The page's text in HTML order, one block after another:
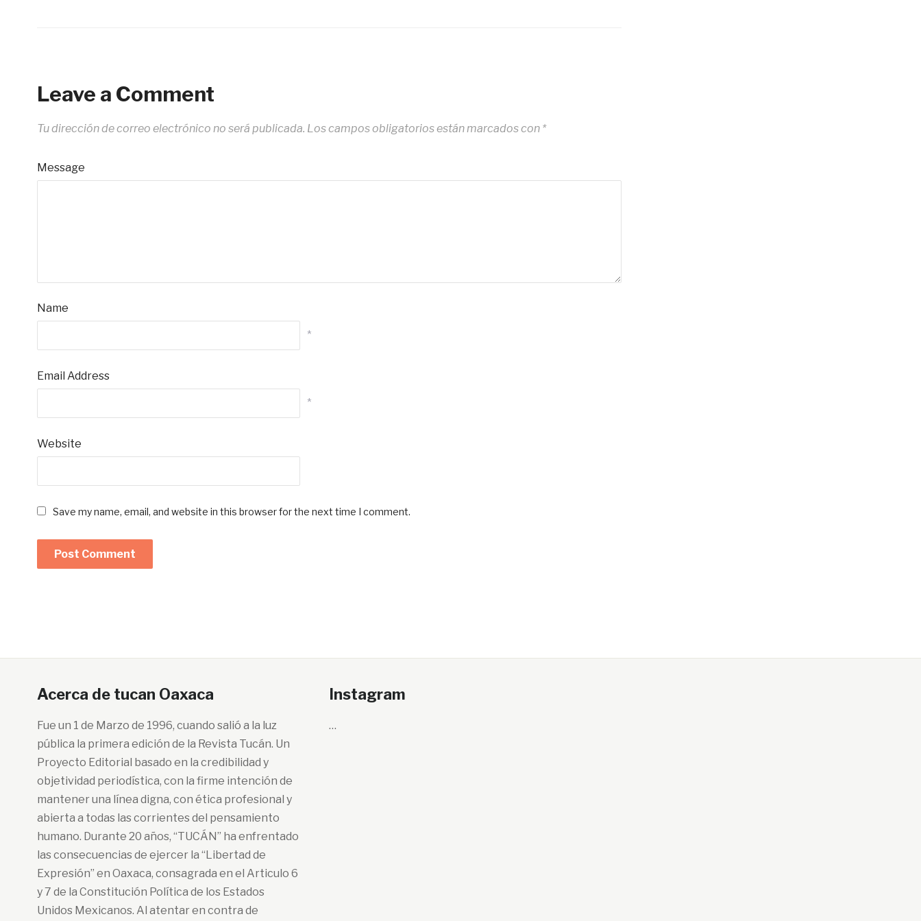
Leave a Comment
Tu dirección de correo electrónico no será publicada. Los campos obligatorios están marcados con *
Message
Name
*
Email Address
*
Website
Save my name, email, and website in this browser for the next time I comment.
Acerca de tucan Oaxaca
Fue un 1 de Marzo de 1996, cuando salió a la luz
pública la primera edición de la Revista Tucán. Un
Proyecto Editorial basado en la credibilidad y
objetividad periodística, con la firme intención de
mantener una línea digna, con ética profesional y
abierta a todas las corrientes del pensamiento
humano. Durante 20 años, “TUCÁN” ha enfrentado
las consecuencias de ejercer la “Libertad de
Expresión” en Oaxaca, consagrada en el Articulo 6
y 7 de la Constitución Política de los Estados
Unidos Mexicanos. Al atentar en contra de
Instagram
…